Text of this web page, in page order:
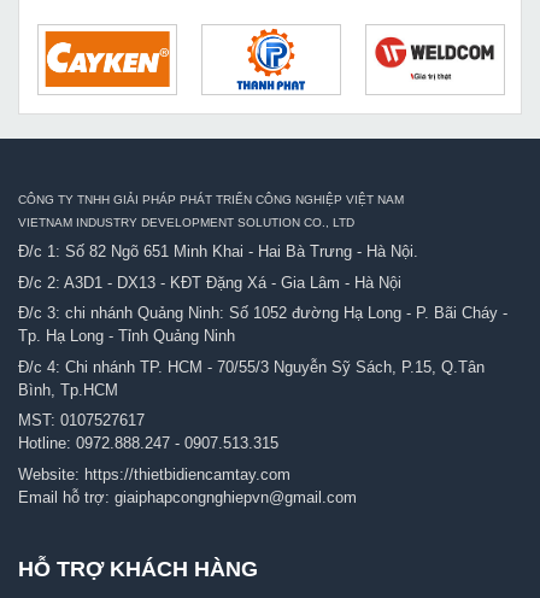
CÔNG TY TNHH GIẢI PHÁP PHÁT TRIỂN CÔNG NGHIỆP VIỆT NAM
VIETNAM INDUSTRY DEVELOPMENT SOLUTION CO., LTD
Đ/c 1: Số 82 Ngõ 651 Minh Khai - Hai Bà Trưng - Hà Nội.
Đ/c 2: A3D1 - DX13 - KĐT Đặng Xá - Gia Lâm - Hà Nội
Đ/c 3: chi nhánh Quảng Ninh: Số 1052 đường Hạ Long - P. Bãi Cháy -
Tp. Hạ Long - Tỉnh Quảng Ninh
Đ/c 4: Chi nhánh TP. HCM - 70/55/3 Nguyễn Sỹ Sách, P.15, Q.Tân
Bình, Tp.HCM
MST: 0107527617
Hotline: 0972.888.247 - 0907.513.315
Website: https://thietbidiencamtay.com
Email hỗ trợ: giaiphapcongnghiepvn@gmail.com
HỖ TRỢ KHÁCH HÀNG